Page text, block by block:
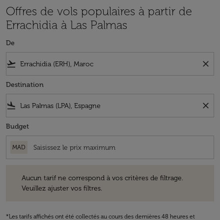
Offres de vols populaires à partir de
Errachidia à Las Palmas
De
flight_takeoff close
Destination
flight_land close
Budget
MAD
Aucun tarif ne correspond à vos critères de filtrage.
Veuillez ajuster vos filtres.
*Les tarifs affichés ont été collectés au cours des dernières 48 heures et